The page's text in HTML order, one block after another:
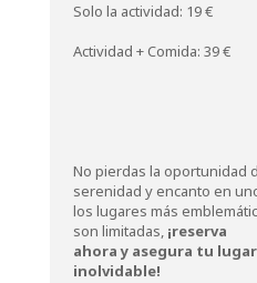
Solo la actividad: 19 €
Actividad + Comida: 39 €
No pierdas la oportunidad
serenidad y encanto en
los lugares más
son limitadas, ¡reserva
ahora y asegura tu
inolvidable!